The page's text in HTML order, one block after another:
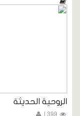
الروحية الحديثة